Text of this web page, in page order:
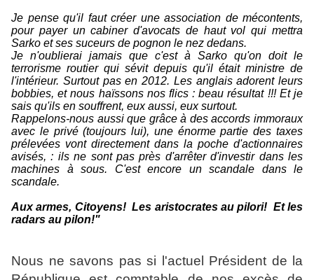
Je pense qu'il faut créer une association de mécontents,
pour payer un cabiner d'avocats de haut vol qui mettra
Sarko et ses suceurs de pognon le nez dedans.
Je n'oublierai jamais que c'est à Sarko qu'on doit le
terrorisme routier qui sévit depuis qu'il était ministre de
l'intérieur. Surtout pas en 2012. Les anglais adorent leurs
bobbies, et nous haïssons nos flics : beau résultat !!! Et je
sais qu'ils en souffrent, eux aussi, eux surtout.
Rappelons-nous aussi que grâce à des accords immoraux
avec le privé (toujours lui), une énorme partie des taxes
prélevées vont directement dans la poche d'actionnaires
avisés, : ils ne sont pas près d'arrêter d'investir dans les
machines à sous. C'est encore un scandale dans le
scandale.
Aux armes, Citoyens! Les aristocrates au pilori! Et les
radars au pilon!"
Nous ne savons pas si l'actuel Président de la